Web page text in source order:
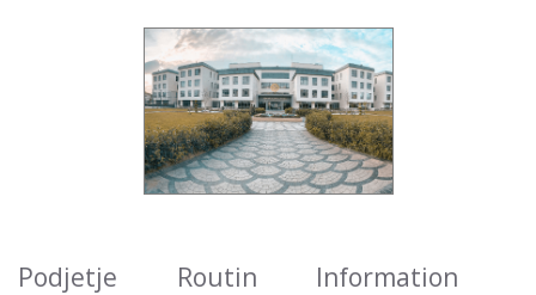
Podjetje Routin Information